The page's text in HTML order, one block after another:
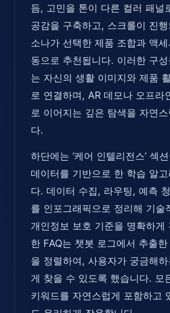
듬, 고민을 톤이 다른 컬러 패널
공감을 구축하고, 스크롤이 진
소나가 선택한 제품 조합과 액
동으로 추천됩니다. 이러한 구
는 자신의 생활 이미지와 제품
로 연결하며, AR 데모나 오프라
로 이어지는 깊은 탐색을 자연
다.
하단에는 ‘케어 인텔리전스’ 섹
데이터를 기반으로 한 학습 알
다. 데이터 수집, 라우팅, 예측
를 인포그래픽으로 정리해 기술
개인정보 보호 기준을 명확하게
한 FAQ는 챗봇 로그에서 추출
을 정렬하여, 사용자가 궁금해
게 찾을 수 있도록 했습니다. 모
키워드를 자연스럽게 포함하고